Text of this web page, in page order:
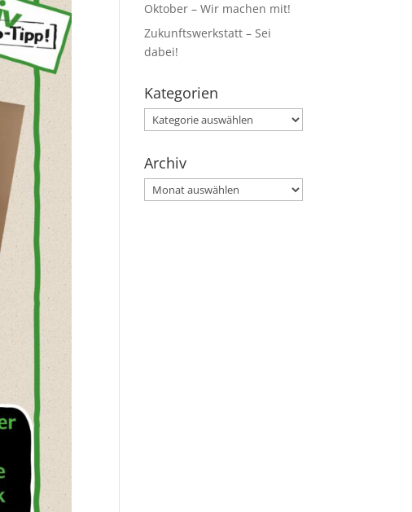
Oktober – Wir machen mit!
Zukunftswerkstatt – Sei
dabei!
Kategorien
Kategorien
Archiv
Archiv